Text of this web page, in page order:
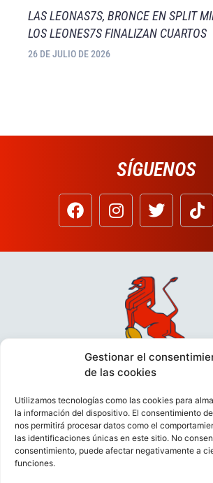
Gestionar el
de las cookies
Utilizamos tecnologías como las cookies para
la información del dispositivo. El consentimiento
nos permitirá procesar datos como el
las identificaciones únicas en este sitio. No
consentimiento, puede afectar negativamente a
funciones.
LAS LEONAS7S, BRONCE EN SPLIT
LOS LEONES7S FINALIZAN CUARTOS
26 DE JULIO DE 2026
SÍGUENOS